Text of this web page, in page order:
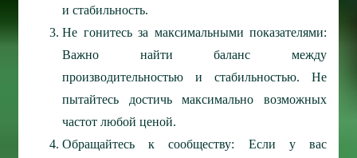
и стабильность.
Не гонитесь за максимальными показателями:
Важно найти баланс между
производительностью и стабильностью. Не
пытайтесь достичь максимально возможных
частот любой ценой.
Обращайтесь к сообществу: Если у вас